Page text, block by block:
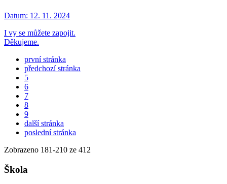
Datum: 12. 11. 2024
I vy se můžete zapojit.
Děkujeme.
první stránka
předchozí stránka
5
6
7
8
9
další stránka
poslední stránka
Zobrazeno 181-210 ze 412
Škola